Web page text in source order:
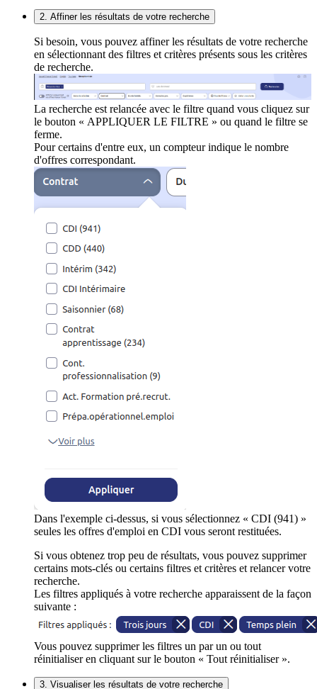
2. Affiner les résultats de votre recherche
Si besoin, vous pouvez affiner les résultats de votre recherche
en sélectionnant des filtres et critères présents sous les critères
de recherche.
La recherche est relancée avec le filtre quand vous cliquez sur
le bouton « APPLIQUER LE FILTRE » ou quand le filtre se
ferme.
Pour certains d'entre eux, un compteur indique le nombre
d'offres correspondant.
Dans l'exemple ci-dessus, si vous sélectionnez « CDI (941) »
seules les offres d'emploi en CDI vous seront restituées.
Si vous obtenez trop peu de résultats, vous pouvez supprimer
certains mots-clés ou certains filtres et critères et relancer votre
recherche.
Les filtres appliqués à votre recherche apparaissent de la façon
suivante :
Vous pouvez supprimer les filtres un par un ou tout
réinitialiser en cliquant sur le bouton « Tout réinitialiser ».
3. Visualiser les résultats de votre recherche